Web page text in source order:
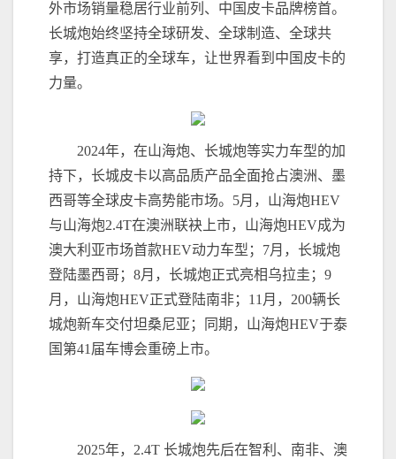
外市场销量稳居行业前列、中国皮卡品牌榜首。
长城炮始终坚持全球研发、全球制造、全球共
享，打造真正的全球车，让世界看到中国皮卡的
力量。
2024年，在山海炮、长城炮等实力车型的加
持下，长城皮卡以高品质产品全面抢占澳洲、墨
西哥等全球皮卡高势能市场。5月，山海炮HEV
与山海炮2.4T在澳洲联袂上市，山海炮HEV成为
澳大利亚市场首款HEV动力车型；7月，长城炮
登陆墨西哥；8月，长城炮正式亮相乌拉圭；9
月，山海炮HEV正式登陆南非；11月，200辆长
城炮新车交付坦桑尼亚；同期，山海炮HEV于泰
国第41届车博会重磅上市。
2025年，2.4T 长城炮先后在智利、南非、澳